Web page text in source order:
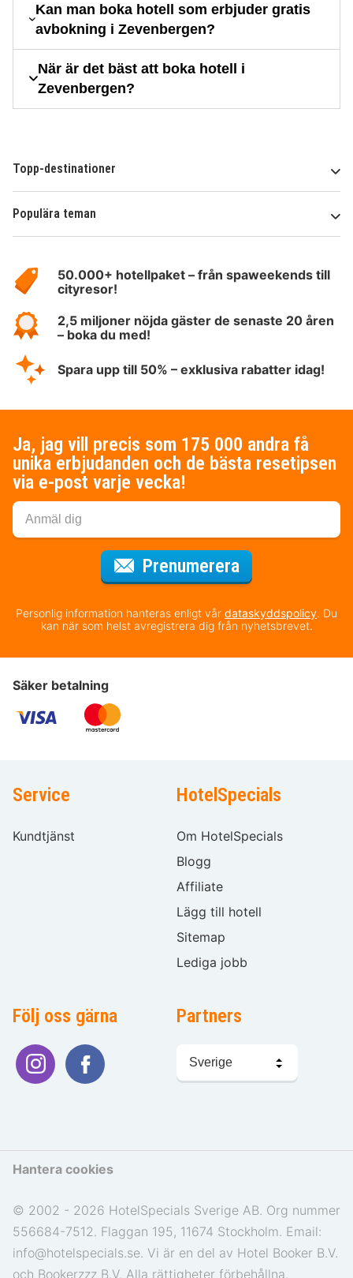
Kan man boka hotell som erbjuder gratis
avbokning i Zevenbergen?
När är det bäst att boka hotell i
Zevenbergen?
Topp-destinationer
Populära teman
HotelSpecials50.000+ hotellpaket – från spaweekends till
cityresor!
2,5 miljoner nöjda gäster de senaste 20 åren
– boka du med!
Spara upp till 50% – exklusiva rabatter idag!
Ja, jag vill precis som 175 000 andra få
unika erbjudanden och de bästa resetipsen
via e-post varje vecka!
Prenumerera
Personlig information hanteras enligt vår dataskyddspolicy. Du
kan när som helst avregistrera dig från nyhetsbrevet.
Säker betalning
Service
Kundtjänst
HotelSpecials
Om HotelSpecials
Blogg
Affiliate
Lägg till hotell
Sitemap
Lediga jobb
Följ oss gärna Partners
språk
Hantera cookies
© 2002 - 2026 HotelSpecials Sverige AB. Org nummer
556684-7512. Flaggan 195, 11674 Stockholm. Email:
info@hotelspecials.se. Vi är en del av Hotel Booker B.V.
och Bookerzzz B.V. Alla rättigheter förbehållna.